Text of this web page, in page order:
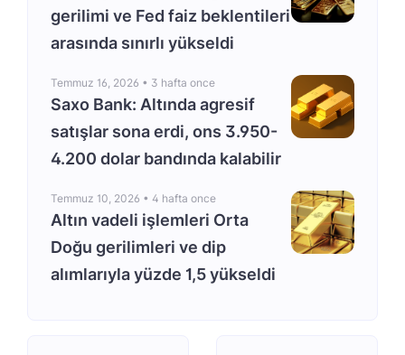
gerilimi ve Fed faiz beklentileri
arasında sınırlı yükseldi
Temmuz 16, 2026 • 3 hafta once
Saxo Bank: Altında agresif
satışlar sona erdi, ons 3.950-
4.200 dolar bandında kalabilir
Temmuz 10, 2026 • 4 hafta once
Altın vadeli işlemleri Orta
Doğu gerilimleri ve dip
alımlarıyla yüzde 1,5 yükseldi